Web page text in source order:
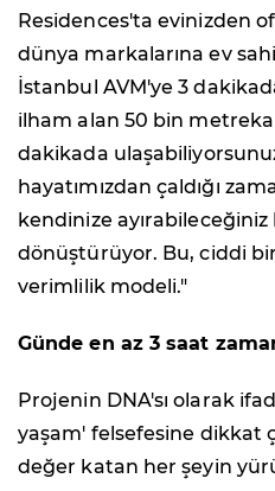
Residences'ta evinizden
dünya markalarına ev
İstanbul AVM'ye 3
ilham alan 50 bin
dakikada
hayatımızdan çaldığı
kendinize
dönüştürüyor. Bu, ciddi
verimlilik modeli."
Günde en az 3 saat
Projenin DNA'sı olarak
yaşam' felsefesine dikkat
değer katan her şeyin